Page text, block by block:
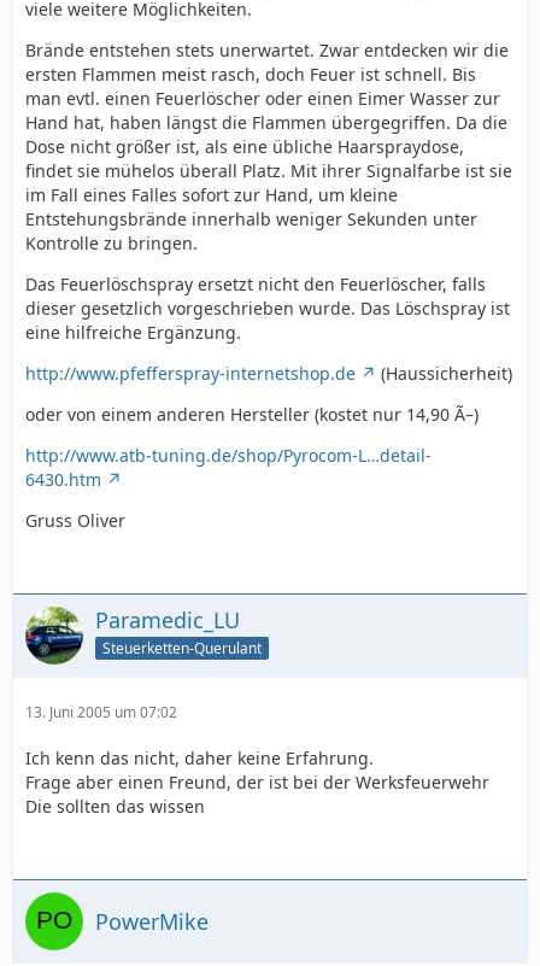
viele weitere Möglichkeiten.
Brände entstehen stets unerwartet. Zwar entdecken wir die
ersten Flammen meist rasch, doch Feuer ist schnell. Bis
man evtl. einen Feuerlöscher oder einen Eimer Wasser zur
Hand hat, haben längst die Flammen übergegriffen. Da die
Dose nicht größer ist, als eine übliche Haarspraydose,
findet sie mühelos überall Platz. Mit ihrer Signalfarbe ist sie
im Fall eines Falles sofort zur Hand, um kleine
Entstehungsbrände innerhalb weniger Sekunden unter
Kontrolle zu bringen.
Das Feuerlöschspray ersetzt nicht den Feuerlöscher, falls
dieser gesetzlich vorgeschrieben wurde. Das Löschspray ist
eine hilfreiche Ergänzung.
http://www.pfefferspray-internetshop.de
(Haussicherheit)
oder von einem anderen Hersteller (kostet nur 14,90 Ã–)
http://www.atb-tuning.de/shop/Pyrocom-L…detail-
6430.htm
Gruss Oliver
Paramedic_LU
Steuerketten-Querulant
13. Juni 2005 um 07:02
Ich kenn das nicht, daher keine Erfahrung.
Frage aber einen Freund, der ist bei der Werksfeuerwehr
Die sollten das wissen
PowerMike